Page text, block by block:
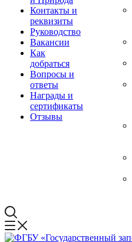
Контакты и
реквизиты
Руководство
Вакансии
Как
добраться
Вопросы и
ответы
Награды и
сертификаты
Отзывы